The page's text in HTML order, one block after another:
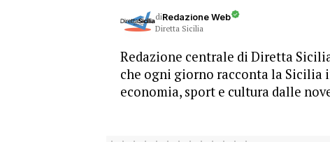
diRedazione Web
Diretta Sicilia
Redazione centrale di Diretta
che ogni giorno racconta la Sicilia
economia, sport e cultura dalle